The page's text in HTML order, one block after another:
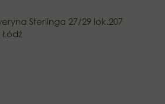
Sterlinga 27/29 lok.207
Łódź